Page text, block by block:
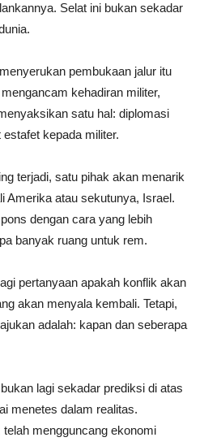
Selat ini bukan sekadar
pembukaan jalur itu
kehadiran militer,
satu hal: diplomasi
kepada militer.
terjadi, satu pihak akan menarik
Amerika atau sekutunya, Israel.
dengan cara yang lebih
banyak ruang untuk rem.
pertanyaan apakah konflik akan
akan menyala kembali. Tetapi,
adalah: kapan dan seberapa
lagi sekadar prediksi di atas
menetes dalam realitas.
mengguncang ekonomi